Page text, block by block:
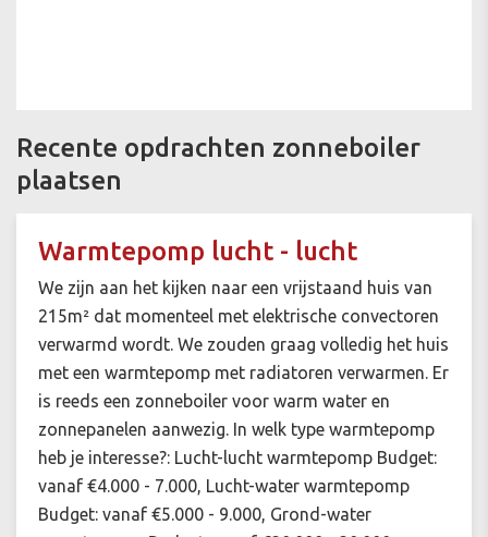
Recente opdrachten zonneboiler
plaatsen
Warmtepomp lucht - lucht
We zijn aan het kijken naar een vrijstaand huis van
215m² dat momenteel met elektrische convectoren
verwarmd wordt. We zouden graag volledig het huis
met een warmtepomp met radiatoren verwarmen. Er
is reeds een zonneboiler voor warm water en
zonnepanelen aanwezig. In welk type warmtepomp
heb je interesse?: Lucht-lucht warmtepomp Budget:
vanaf €4.000 - 7.000, Lucht-water warmtepomp
Budget: vanaf €5.000 - 9.000, Grond-water